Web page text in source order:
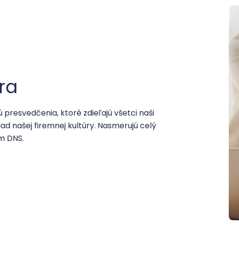
presvedčenia, ktoré zdieľajú všetci naši
našej firemnej kultúry. Nasmerujú celý
DNS.